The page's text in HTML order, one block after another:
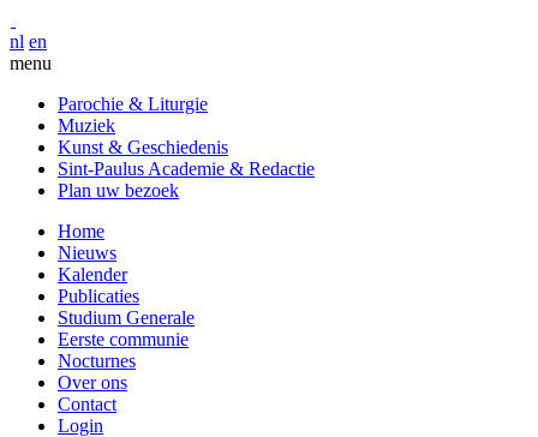
nl en
menu
Parochie & Liturgie
Muziek
Kunst & Geschiedenis
Sint-Paulus Academie & Redactie
Plan uw bezoek
Home
Nieuws
Kalender
Publicaties
Studium Generale
Eerste communie
Nocturnes
Over ons
Contact
Login